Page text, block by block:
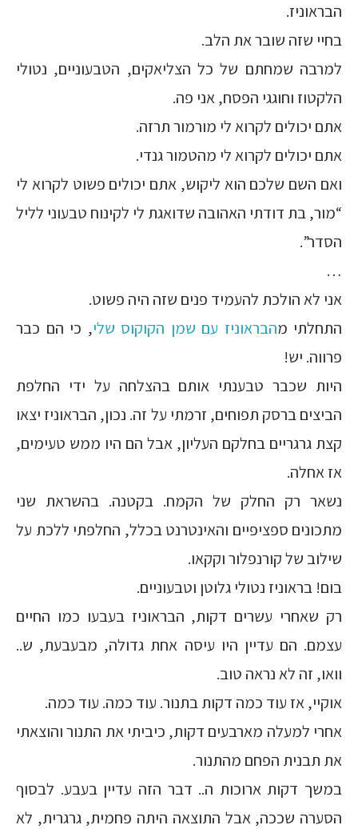
הבראוניז.
בחיי שזה שובר את הלב.
למרבה שמחתם של כל הצליאקים, הטבעוניים, נטולי
הלקטוז וחוגגי הפסח, אני פה.
אתם יכולים לקרוא לי מורמור תרזה.
אתם יכולים לקרוא לי מהטמור גנדי.
ואם השם שלכם הוא ליקוש, אתם יכולים פשוט לקרוא לי
“מור, בת דודתי האהובה שדואגת לי לקינוח טבעוני לליל
הסדר”.
…
אני לא הולכת להעמיד פנים שזה היה פשוט.
התחלתי מהבראוניז עם שמן הקוקוס שלי, כי הם כבר
פרווה. יש!
היות שכבר טבענתי אותם בהצלחה על ידי החלפת
הביצים ברסק תפוחים, זרמתי על זה. נכון, הבראוניז יצאו
קצת גרגריים בחלקם העליון, אבל הם היו ממש טעימים,
אז אחלה.
נשאר רק החלק של הקמח. בקטנה. בהשראת שני
מתכונים ספציפיים והאינטרנט בכלל, החלפתי ללכת על
שילוב של קורנפלור וקקאו.
בום! בראוניז נטולי גלוטן וטבעוניים.
רק שאחרי עשרים דקות, הבראוניז בעבעו כמו החיים
עצמם. הם עדיין היו עיסה אחת גדולה, מבעבעת, ש..
וואו, זה לא נראה טוב.
אוקיי, אז עוד כמה דקות בתנור. עוד כמה. עוד כמה.
אחרי למעלה מארבעים דקות, כיביתי את התנור והוצאתי
את תבנית הפחם מהתנור.
במשך דקות ארוכות ה.. דבר הזה עדיין בעבע. לבסוף
הסערה שככה, אבל התוצאה היתה פחמית, גרגרית, לא